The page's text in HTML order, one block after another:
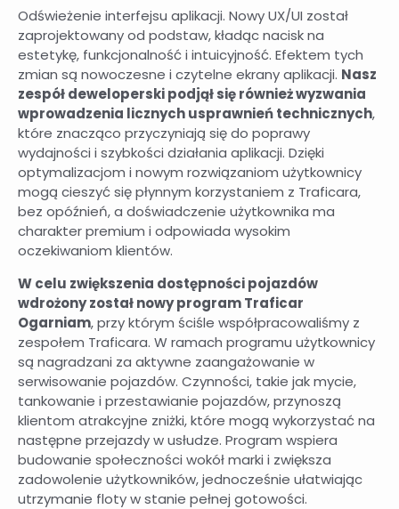
Odświeżenie interfejsu aplikacji. Nowy UX/UI został
zaprojektowany od podstaw, kładąc nacisk na
estetykę, funkcjonalność i intuicyjność. Efektem tych
zmian są nowoczesne i czytelne ekrany aplikacji. Nasz
zespół deweloperski podjął się również wyzwania
wprowadzenia licznych usprawnień technicznych,
które znacząco przyczyniają się do poprawy
wydajności i szybkości działania aplikacji. Dzięki
optymalizacjom i nowym rozwiązaniom użytkownicy
mogą cieszyć się płynnym korzystaniem z Traficara,
bez opóźnień, a doświadczenie użytkownika ma
charakter premium i odpowiada wysokim
oczekiwaniom klientów.
W celu zwiększenia dostępności pojazdów
wdrożony został nowy program Traficar
Ogarniam, przy którym ściśle współpracowaliśmy z
zespołem Traficara. W ramach programu użytkownicy
są nagradzani za aktywne zaangażowanie w
serwisowanie pojazdów. Czynności, takie jak mycie,
tankowanie i przestawianie pojazdów, przynoszą
klientom atrakcyjne zniżki, które mogą wykorzystać na
następne przejazdy w usłudze. Program wspiera
budowanie społeczności wokół marki i zwiększa
zadowolenie użytkowników, jednocześnie ułatwiając
utrzymanie floty w stanie pełnej gotowości.